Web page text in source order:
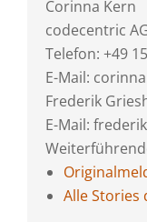
Corinna Kern
codecentric
Telefon: +49
E-Mail:
Frederik
E-Mail:
Alle Stories